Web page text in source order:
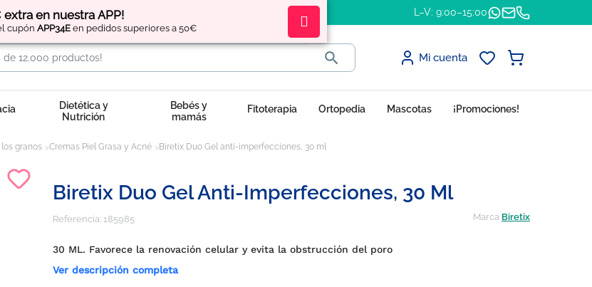
extra en nuestra APP!
cupón APP34E en pedidos superiores a 50€
Regístratey obtén L–V: 9:00–15:00
 Mi cuenta
Dietética y
Nutrición
Bebés y
mamás
Fitoterapia Ortopedia Mascotas ¡Promociones!
granos Cremas Piel Grasa y Acné Biretix Duo Gel anti-imperfecciones, 30 ml
Biretix Duo Gel Anti-Imperfecciones, 30 Ml
Referencia: 185985 Marca Biretix
30 ML. Favorece la renovación celular y evita la obstrucción del poro
Ver descripción completa